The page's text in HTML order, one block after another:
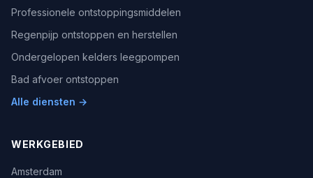
Professionele ontstoppingsmiddelen
Regenpijp ontstoppen en herstellen
Ondergelopen kelders leegpompen
Bad afvoer ontstoppen
Alle diensten →
WERKGEBIED
Amsterdam